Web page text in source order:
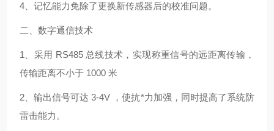
4、记忆能力免除了更换新传感器后的校准问题。
二、数字通信技术
1、采用 RS485 总线技术，实现称重信号的远距离传输，
传输距离不小于 1000 米
2、输出信号可达 3-4V ，使抗*力加强，同时提高了系统防
雷击能力。